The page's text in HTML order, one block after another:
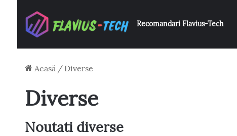
Recomandari Flavius-Tech
Acasă / Diverse
Diverse
Noutati diverse